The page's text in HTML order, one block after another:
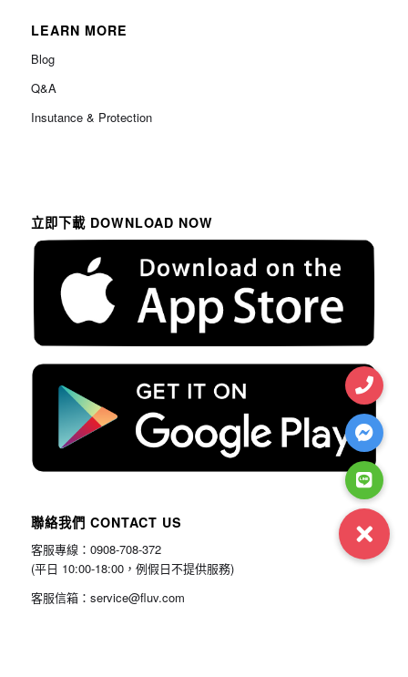
LEARN MORE
Blog
Q&A
Insutance & Protection
立即下載 DOWNLOAD NOW
聯絡我們 CONTACT US
客服專線：0908-708-372
(平日 10:00-18:00，例假日不提供服務)
客服信箱：service@fluv.com